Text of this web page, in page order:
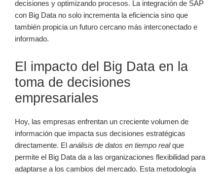
decisiones y optimizando procesos. La integración de SAP
con Big Data no solo incrementa la eficiencia sino que
también propicia un futuro cercano más interconectado e
informado.
El impacto del Big Data en la
toma de decisiones
empresariales
Hoy, las empresas enfrentan un creciente volumen de
información que impacta sus decisiones estratégicas
directamente. El análisis de datos en tiempo realque
permite el Big Data da a las organizaciones flexibilidad para
adaptarse a los cambios del mercado. Esta metodología